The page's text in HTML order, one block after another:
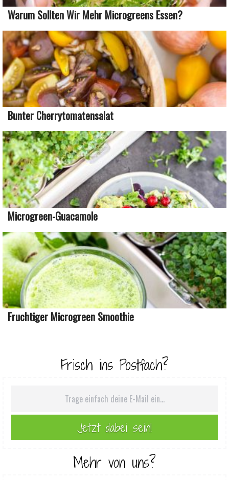
Warum Sollten Wir Mehr Microgreens Essen?
Bunter Cherrytomatensalat
Microgreen-Guacamole
Fruchtiger Microgreen Smoothie
Frisch ins Postfach?
Mehr von uns?